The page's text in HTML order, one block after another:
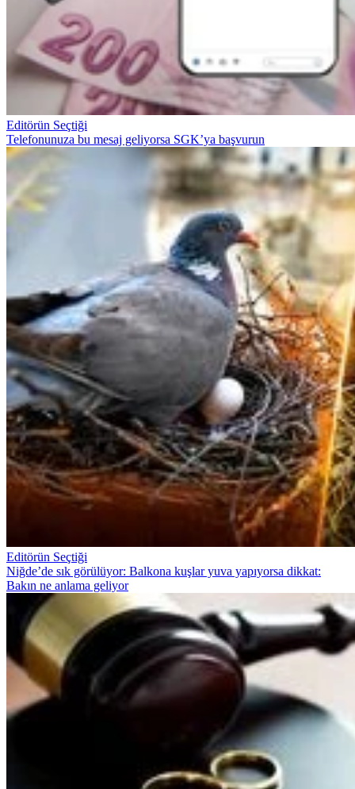
Editörün Seçtiği
Telefonunuza bu mesaj geliyorsa SGK’ya başvurun
Editörün Seçtiği
Niğde’de sık görülüyor: Balkona kuşlar yuva yapıyorsa dikkat:
Bakın ne anlama geliyor